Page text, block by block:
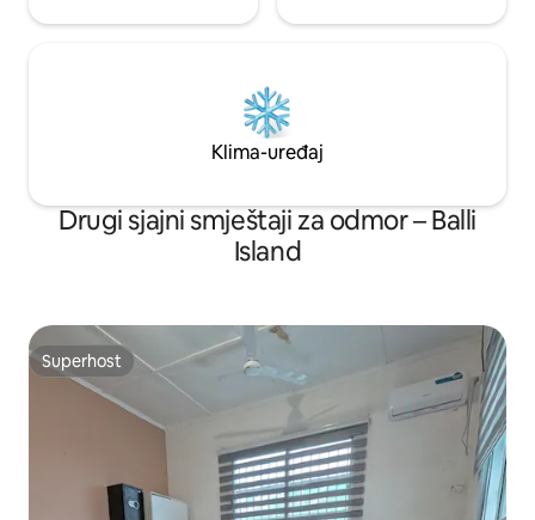
Klima-uređaj
Drugi sjajni smještaji za odmor – Balli
Island
Superhost
Superhost